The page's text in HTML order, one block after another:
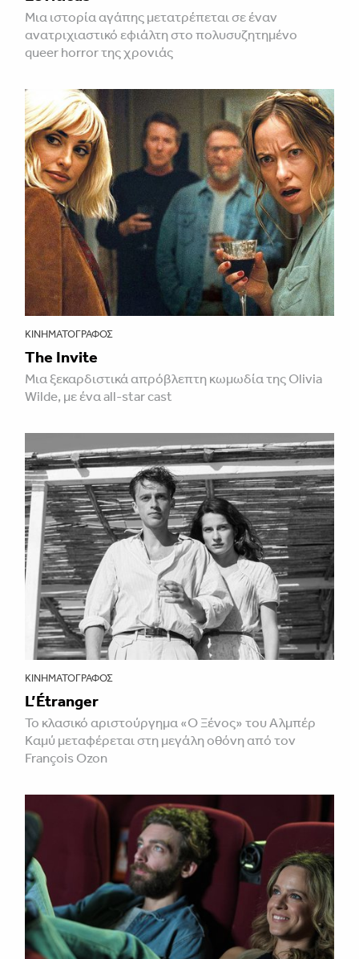
Μια ιστορία αγάπης μετατρέπεται σε έναν
ανατριχιαστικό εφιάλτη στο πολυσυζητημένο
queer horror της χρονιάς
ΚΙΝΗΜΑΤΟΓΡΆΦΟΣ
The Invite
Μια ξεκαρδιστικά απρόβλεπτη κωμωδία της Olivia
Wilde, με ένα all-star cast
ΚΙΝΗΜΑΤΟΓΡΆΦΟΣ
L’Étranger
Το κλασικό αριστούργημα «Ο Ξένος» του Αλμπέρ
Καμύ μεταφέρεται στη μεγάλη οθόνη από τον
François Ozon